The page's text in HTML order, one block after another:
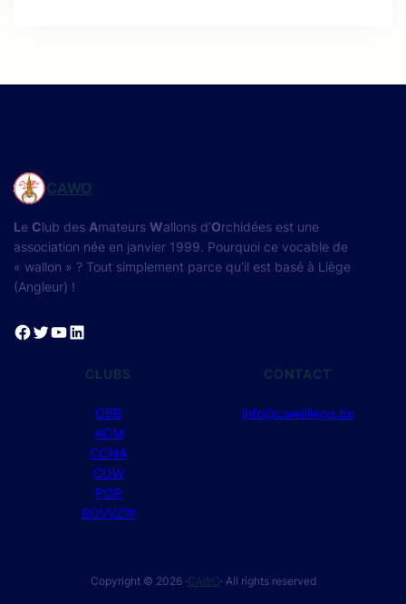
CAWO
Le Club des Amateurs Wallons d’Orchidées est une
association née en janvier 1999. Pourquoi ce vocable de
« wallon » ? Tout simplement parce qu’il est basé à Liège
(Angleur) !
Facebook Twitter YouTube LinkedIn
CLUBS
OBB
AOM
CONA
COW
POR
BOVVZW
CONTACT
info@cawoliege.be
Copyright © 2026 ·CAWO· All rights reserved